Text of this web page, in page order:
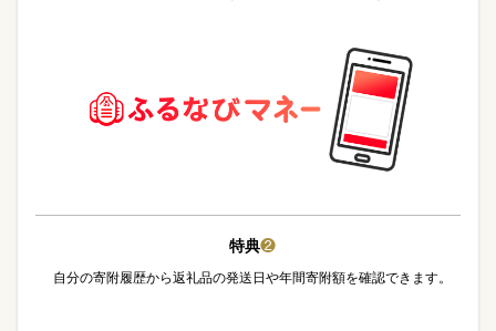
特典❷
自分の寄附履歴から返礼品の発送日や年間寄附額を確認できます。